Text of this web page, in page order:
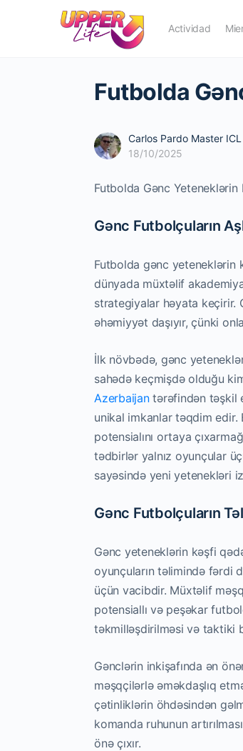
Actividad
Futbolda
Carlos Pardo Master
18/10/2025
Futbolda Gənc Yeteneklərin
Gənc Futbolçuların
Futbolda gənc yeteneklərin
dünyada müxtəlif
strategiyalar həyata keçirir.
əhəmiyyət daşıyır, çünki
İlk növbədə, gənc
sahədə keçmişdə olduğu
Azerbaijantərəfindən təşkil
unikal imkanlar təqdim
potensialını ortaya
tədbirlər yalnız oyunçular
sayəsində yeni yetenekləri
Gənc Futbolçuların
Gənc yeteneklərin kəşfi
oyunçuların təlimində fərdi
üçün vacibdir. Müxtəlif
potensiallı və peşəkar
təkmilləşdirilməsi və taktiki
Gənclərin inkişafında ən
məşqçilərlə əməkdaşlıq
çətinliklərin öhdəsindən
komanda ruhunun
önə çıxır.